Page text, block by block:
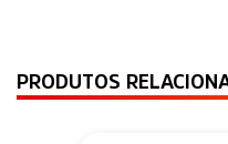
PRODUTOS